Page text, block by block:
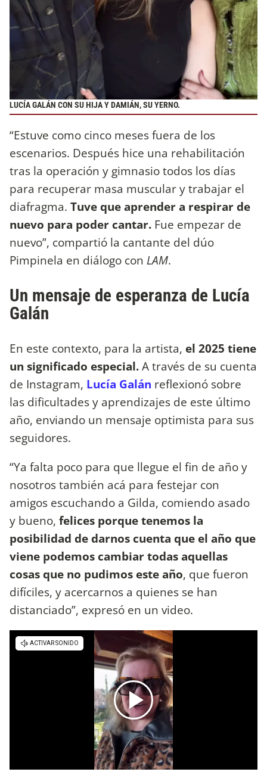
LUCÍA GALÁN CON SU HIJA Y DAMIÁN, SU YERNO.
“Estuve como cinco meses fuera de los
escenarios. Después hice una rehabilitación
tras la operación y gimnasio todos los días
para recuperar masa muscular y trabajar el
diafragma. Tuve que aprender a respirar de
nuevo para poder cantar. Fue empezar de
nuevo”, compartió la cantante del dúo
Pimpinela en diálogo con LAM.
Un mensaje de esperanza de Lucía
Galán
En este contexto, para la artista, el 2025 tiene
un significado especial.A través de su cuenta
de Instagram, Lucía Galán reflexionó sobre
las dificultades y aprendizajes de este último
año, enviando un mensaje optimista para sus
seguidores.
“Ya falta poco para que llegue el fin de año y
nosotros también acá para festejar con
amigos escuchando a Gilda, comiendo asado
y bueno, felices porque tenemos la
posibilidad de darnos cuenta que el año que
viene podemos cambiar todas aquellas
cosas que no pudimos este año, que fueron
difíciles, y acercarnos a quienes se han
distanciado”, expresó en un video.